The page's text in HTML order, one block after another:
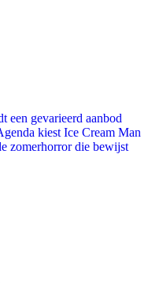
een gevarieerd aanbod
kiest Ice Cream Man
zomerhorror die bewijst